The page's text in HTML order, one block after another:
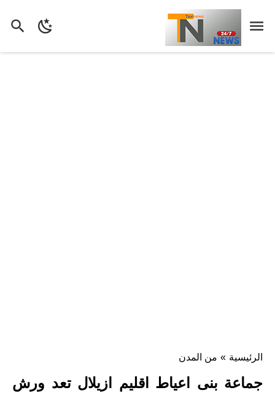
الرئيسية » من المدن
جماعة بنى اعياط اقليم ازيلال تعد ورش